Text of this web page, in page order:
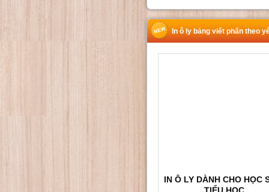
In ô ly bảng viết phấn theo
IN Ô LY DÀNH CHO HỌC